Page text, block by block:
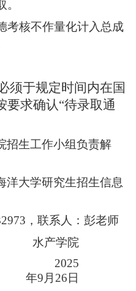
考核不作量化计入总成
须于规定时间内在国
要求确认“待录取通
招生工作小组负责解
洋大学研究生招生信息
，联系人：彭老师
水产学院
年9 月 26日